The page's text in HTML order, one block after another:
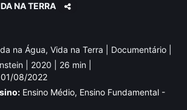
NA TERRA
na Água, Vida na Terra | Documentário |
| 2020 | 26 min |
01/08/2022
Ensino Médio, Ensino Fundamental -